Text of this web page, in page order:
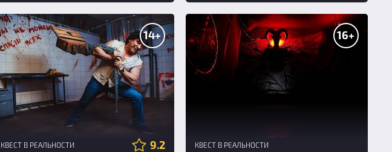
14+
КВЕСТ В РЕАЛЬНОСТИ 9.2
16+
КВЕСТ В РЕАЛЬНОСТИ